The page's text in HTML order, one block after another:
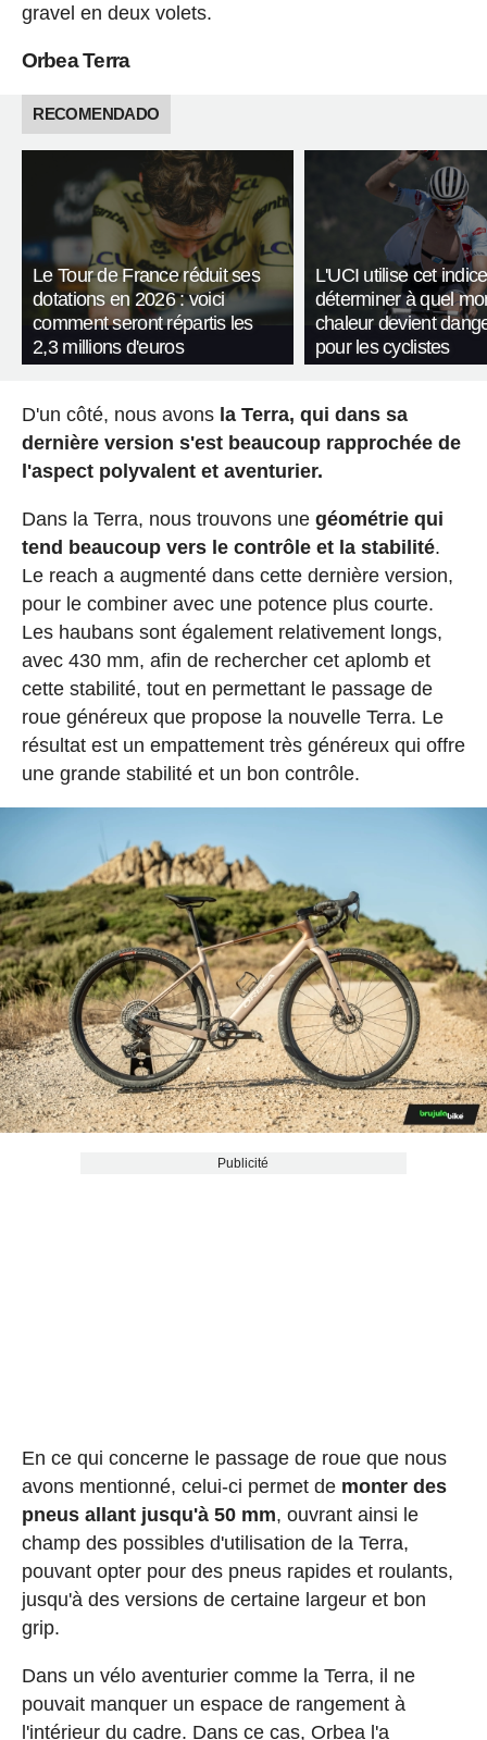
gravel en deux volets.
Orbea Terra
RECOMENDADO
Le Tour de France réduit ses
dotations en 2026 : voici
comment seront répartis les
2,3 millions d'euros
L'UCI utilise cet
déterminer à quel
chaleur devient
pour les cyclistes
D'un côté, nous avons la Terra, qui dans sa
dernière version s'est beaucoup rapprochée de
l'aspect polyvalent et aventurier.
Dans la Terra, nous trouvons une géométrie qui
tend beaucoup vers le contrôle et la stabilité.
Le reach a augmenté dans cette dernière version,
pour le combiner avec une potence plus courte.
Les haubans sont également relativement longs,
avec 430 mm, afin de rechercher cet aplomb et
cette stabilité, tout en permettant le passage de
roue généreux que propose la nouvelle Terra. Le
résultat est un empattement très généreux qui offre
une grande stabilité et un bon contrôle.
Publicité
En ce qui concerne le passage de roue que nous
avons mentionné, celui-ci permet de monter des
pneus allant jusqu'à 50 mm, ouvrant ainsi le
champ des possibles d'utilisation de la Terra,
pouvant opter pour des pneus rapides et roulants,
jusqu'à des versions de certaine largeur et bon
grip.
Dans un vélo aventurier comme la Terra, il ne
pouvait manquer un espace de rangement à
l'intérieur du cadre. Dans ce cas, Orbea l'a